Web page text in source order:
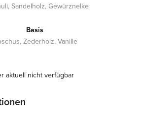
Sandelholz, Gewürznelke
Basis
Zederholz, Vanille
aktuell nicht verfügbar